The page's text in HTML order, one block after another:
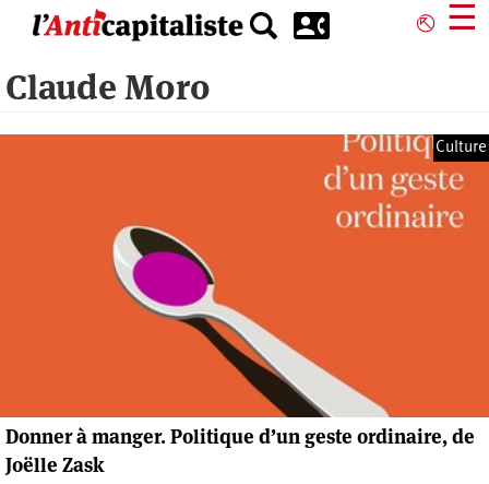
principal
⎋ ☰
Claude Moro
Culture
Donner à manger. Politique d’un geste ordinaire, de
Joëlle Zask